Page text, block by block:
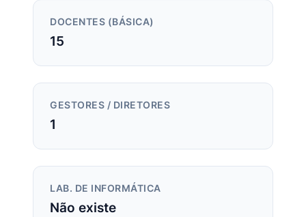
DOCENTES (BÁSICA)
15
GESTORES / DIRETORES
1
LAB. DE INFORMÁTICA
Não existe